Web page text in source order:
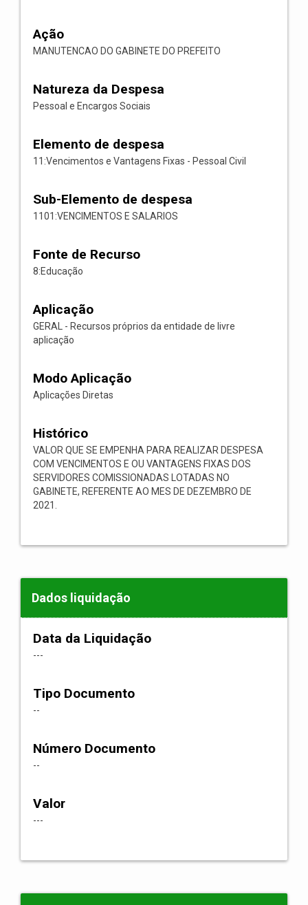
Ação
MANUTENCAO DO GABINETE DO PREFEITO
Natureza da Despesa
Pessoal e Encargos Sociais
Elemento de despesa
11:Vencimentos e Vantagens Fixas - Pessoal Civil
Sub-Elemento de despesa
1101:VENCIMENTOS E SALARIOS
Fonte de Recurso
8:Educação
Aplicação
GERAL - Recursos próprios da entidade de livre
aplicação
Modo Aplicação
Aplicações Diretas
Histórico
VALOR QUE SE EMPENHA PARA REALIZAR DESPESA
COM VENCIMENTOS E OU VANTAGENS FIXAS DOS
SERVIDORES COMISSIONADAS LOTADAS NO
GABINETE, REFERENTE AO MES DE DEZEMBRO DE
2021.
Dados liquidação
Data da Liquidação
---
Tipo Documento
--
Número Documento
--
Valor
---